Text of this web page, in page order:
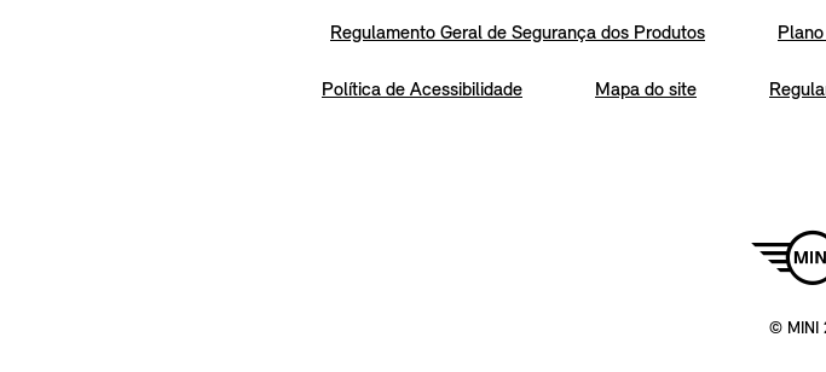
Regulamento Geral de Segurança dos Produtos
Política de Acessibilidade Mapa do site
© MINI